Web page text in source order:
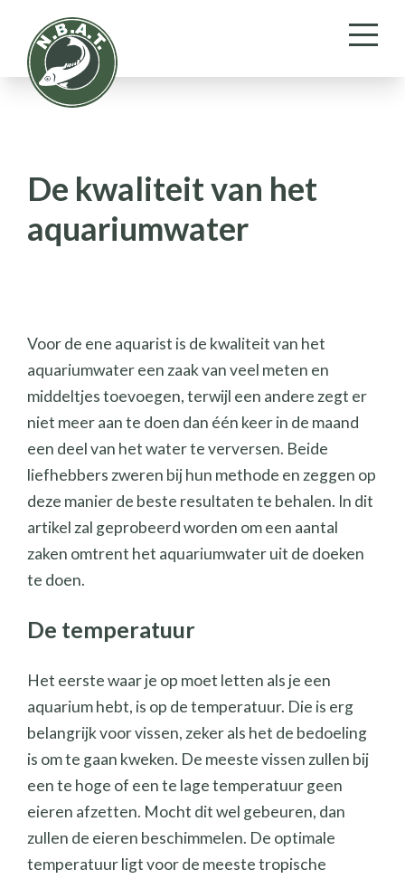
De kwaliteit van het
aquariumwater
Voor de ene aquarist is de kwaliteit van het
aquariumwater een zaak van veel meten en
middeltjes toevoegen, terwijl een andere zegt er
niet meer aan te doen dan één keer in de maand
een deel van het water te verversen. Beide
liefhebbers zweren bij hun methode en zeggen op
deze manier de beste resultaten te behalen. In dit
artikel zal geprobeerd worden om een aantal
zaken omtrent het aquariumwater uit de doeken
te doen.
De temperatuur
Het eerste waar je op moet letten als je een
aquarium hebt, is op de temperatuur. Die is erg
belangrijk voor vissen, zeker als het de bedoeling
is om te gaan kweken. De meeste vissen zullen bij
een te hoge of een te lage temperatuur geen
eieren afzetten. Mocht dit wel gebeuren, dan
zullen de eieren beschimmelen. De optimale
temperatuur ligt voor de meeste tropische